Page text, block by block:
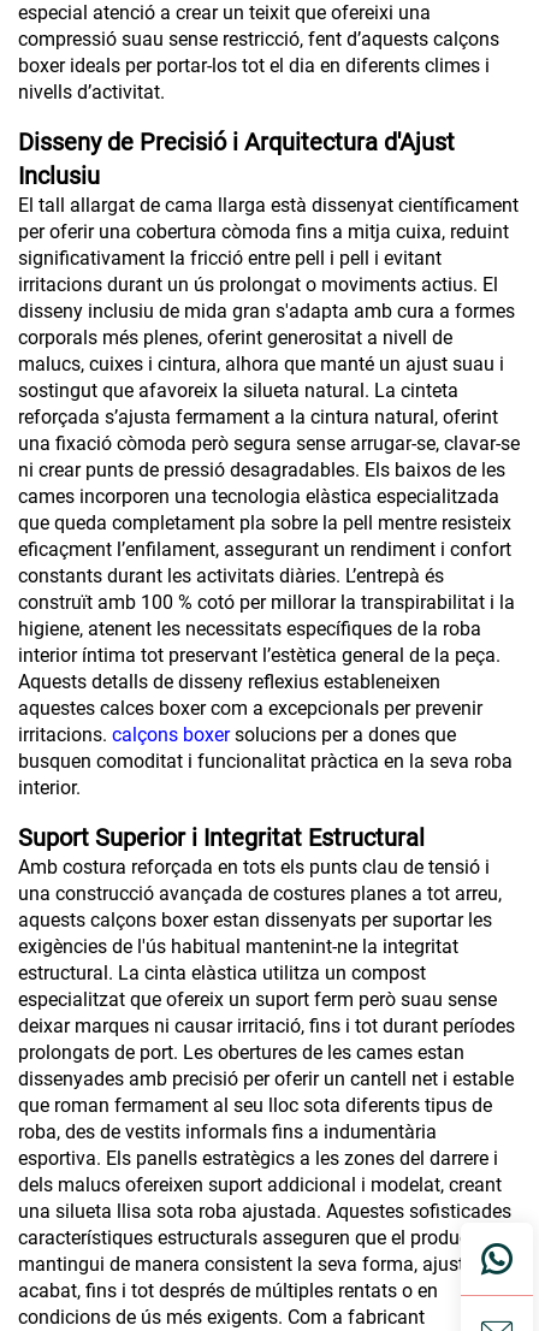
especial atenció a crear un teixit que ofereixi una
compressió suau sense restricció, fent d’aquests calçons
boxer ideals per portar-los tot el dia en diferents climes i
nivells d’activitat.
Disseny de Precisió i Arquitectura d'Ajust
Inclusiu
El tall allargat de cama llarga està dissenyat científicament
per oferir una cobertura còmoda fins a mitja cuixa, reduint
significativament la fricció entre pell i pell i evitant
irritacions durant un ús prolongat o moviments actius. El
disseny inclusiu de mida gran s'adapta amb cura a formes
corporals més plenes, oferint generositat a nivell de
malucs, cuixes i cintura, alhora que manté un ajust suau i
sostingut que afavoreix la silueta natural. La cinteta
reforçada s’ajusta fermament a la cintura natural, oferint
una fixació còmoda però segura sense arrugar-se, clavar-se
ni crear punts de pressió desagradables. Els baixos de les
cames incorporen una tecnologia elàstica especialitzada
que queda completament pla sobre la pell mentre resisteix
eficaçment l’enfilament, assegurant un rendiment i confort
constants durant les activitats diàries. L’entrepà és
construït amb 100 % cotó per millorar la transpirabilitat i la
higiene, atenent les necessitats específiques de la roba
interior íntima tot preservant l’estètica general de la peça.
Aquests detalls de disseny reflexius estableneixen
aquestes calces boxer com a excepcionals per prevenir
irritacions. calçons boxersolucions per a dones que
busquen comoditat i funcionalitat pràctica en la seva roba
interior.
Suport Superior i Integritat Estructural
Amb costura reforçada en tots els punts clau de tensió i
una construcció avançada de costures planes a tot arreu,
aquests calçons boxer estan dissenyats per suportar les
exigències de l'ús habitual mantenint-ne la integritat
estructural. La cinta elàstica utilitza un compost
especialitzat que ofereix un suport ferm però suau sense
deixar marques ni causar irritació, fins i tot durant períodes
prolongats de port. Les obertures de les cames estan
dissenyades amb precisió per oferir un cantell net i estable
que roman fermament al seu lloc sota diferents tipus de
roba, des de vestits informals fins a indumentària
esportiva. Els panells estratègics a les zones del darrere i
dels malucs ofereixen suport addicional i modelat, creant
una silueta llisa sota roba ajustada. Aquestes sofisticades
característiques estructurals asseguren que el producte
mantingui de manera consistent la seva forma, ajust i
acabat, fins i tot després de múltiples rentats o en
condicions de ús més exigents. Com a fabricant